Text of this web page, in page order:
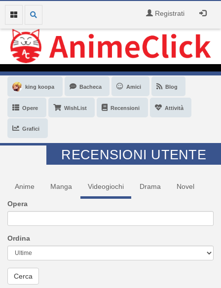
Registrati
king koopa Bacheca Amici Blog
Opere WishList Recensioni Attività
Grafici
RECENSIONI UTENTE
Anime Manga Videogiochi Drama Novel
Opera
Ordina
Cerca